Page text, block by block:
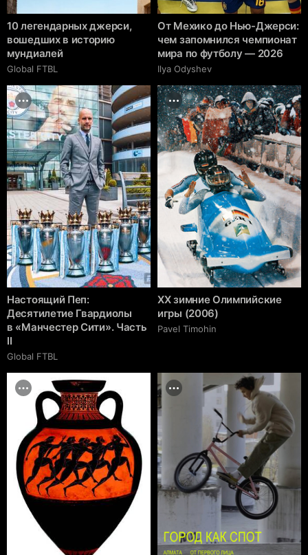
10 легендарных джерси,
вошедших в историю
мундиалей
Global FTBL
От Мехико до Нью-Джерси:
чем запомнился чемпионат
мира по футболу — 2026
Ilya Odyshev
Настоящий Пеп:
Десятилетие Гвардиолы
в «Манчестер Сити». Часть
II
Global FTBL
XX зимние Олимпийские
игры (2006)
Pavel Timohin